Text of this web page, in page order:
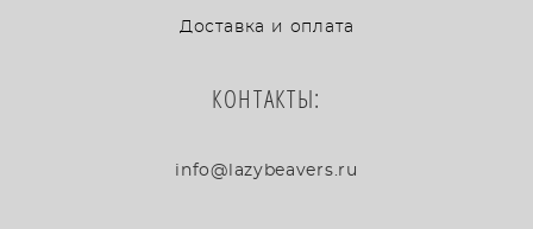
Доставка и оплата
КОНТАКТЫ:
info@lazybeavers.ru